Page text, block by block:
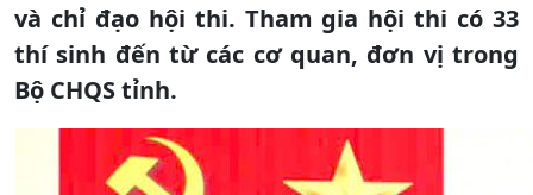
và chỉ đạo hội thi. Tham gia hội thi có 33
thí sinh đến từ các cơ quan, đơn vị trong
Bộ CHQS tỉnh.